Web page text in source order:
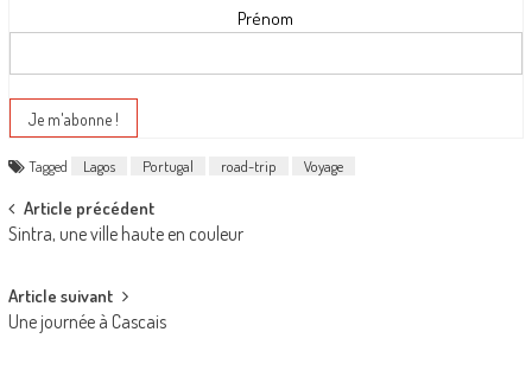
Prénom
Tagged Lagos Portugal road-trip Voyage
Post navigation
Article précédent
Sintra, une ville haute en couleur
Article suivant
Une journée à Cascais